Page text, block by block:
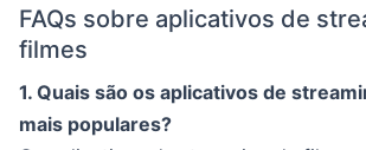
FAQs sobre aplicativos de
filmes
1. Quais são os aplicativos de
mais populares?